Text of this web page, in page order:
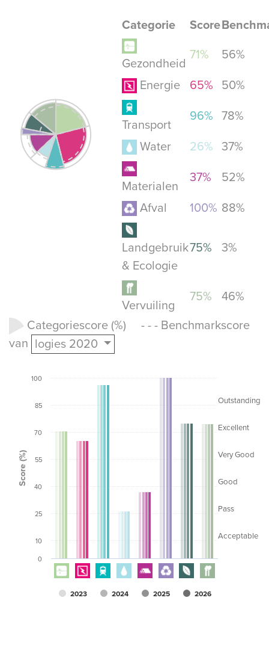
Categorie Score
Gezondheid
71% 56%
Energie 65% 50%
Transport
96% 78%
Water 26% 37%
Materialen
37% 52%
Afval 100% 88%
Landgebruik
& Ecologie
75% 3%
Vervuiling
75%
46%
Categoriescore (%) - - - Benchmarkscore
van logies 2020
Acceptable
Pass
Good
Very Good
Excellent
Outstanding
Score (%)
2023 2024 2025 2026
0
10
25
40
55
70
85
100